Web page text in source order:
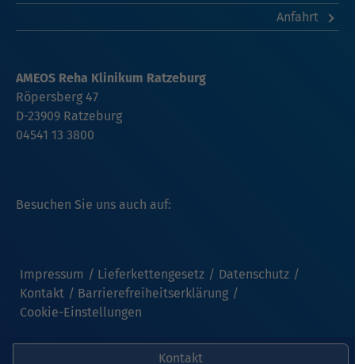
Kontakt
Anfahrt
Besuchen Sie uns auch auf:
Impressum Lieferkettengesetz
Datenschutz
Kontakt
Barrierefreiheitserklärung
Cookie-Einstellungen
AMEOS Reha Klinikum Ratzeburg
Röpersberg 47
D-23909 Ratzeburg
04541 13 3800